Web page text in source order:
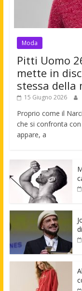
Moda
Pitti Uomo
mette in
stessa della
15 Giugno 2026
Proprio come il
che si confronta con
appare, a